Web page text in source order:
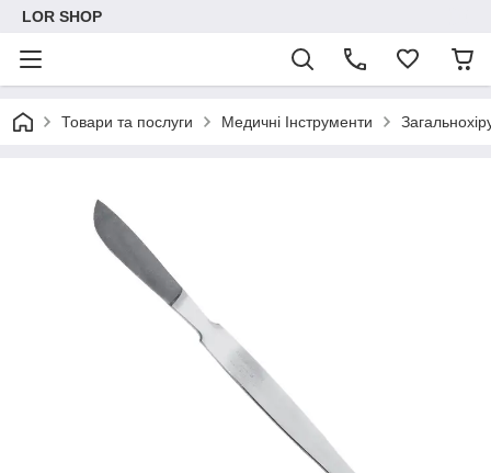
LOR SHOP
Товари та послуги Медичні Інструменти